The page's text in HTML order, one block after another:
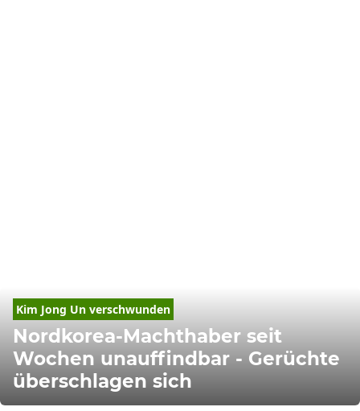
Kim Jong Un verschwunden
Nordkorea-Machthaber seit
Wochen unauffindbar - Gerüchte
überschlagen sich